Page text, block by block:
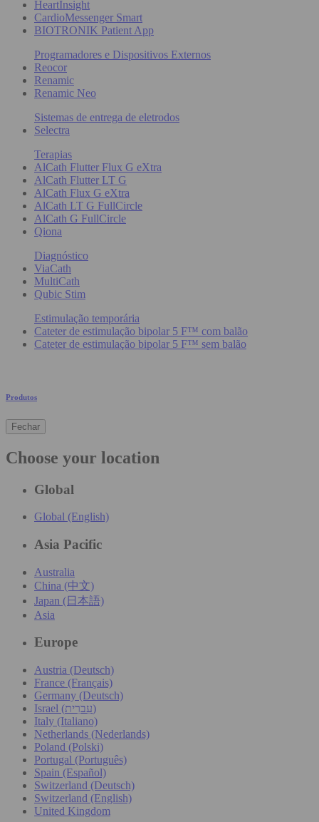
HeartInsight
CardioMessenger Smart
BIOTRONIK Patient App
Programadores e Dispositivos Externos
Reocor
Renamic
Renamic Neo
Sistemas de entrega de eletrodos
Selectra
Terapias
AlCath Flutter Flux G eXtra
AlCath Flutter LT G
AlCath Flux G eXtra
AlCath LT G FullCircle
AlCath G FullCircle
Qiona
Diagnóstico
ViaCath
MultiCath
Qubic Stim
Estimulação temporária
Cateter de estimulação bipolar 5 F™ com balão
Cateter de estimulação bipolar 5 F™ sem balão
Produtos
Fechar
Choose your location
Global
Global (English)
Asia Pacific
Australia
China (中文)
Japan (日本語)
Asia
Europe
Austria (Deutsch)
France (Français)
Germany (Deutsch)
Israel (עִברִית)
Italy (Italiano)
Netherlands (Nederlands)
Poland (Polski)
Portugal (Português)
Spain (Español)
Switzerland (Deutsch)
Switzerland (English)
United Kingdom